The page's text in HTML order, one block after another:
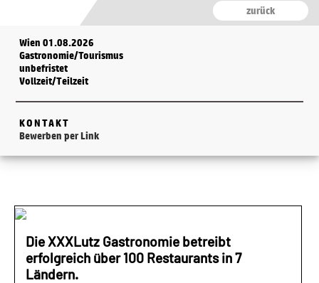
zurück
Wien 01.08.2026
Gastronomie/Tourismus
unbefristet
Vollzeit/Teilzeit
KONTAKT
Bewerben per Link
Die XXXLutz Gastronomie betreibt
erfolgreich über 100 Restaurants in 7
Ländern.